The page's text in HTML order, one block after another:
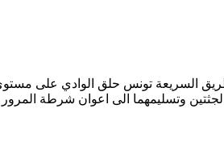
بالطريق السريعة تونس حلق الوادي
من العمر 53 سنه وابنها بالغ من العمر 23 سنه تمت